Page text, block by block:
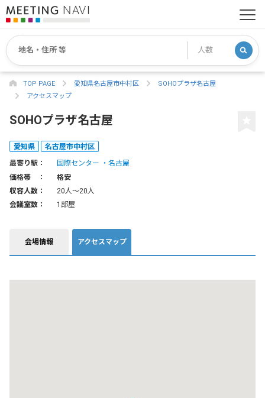
TOP PAGE 愛知県名古屋市中村区
SOHOプラザ名古屋
アクセスマップ
SOHOプラザ名古屋
愛知県 名古屋市中村区
最寄り駅： 国際センター
名古屋
価格帯 ：
格安
収容人数：
20人〜20人
会議室数：
1部屋
会場情報 アクセスマップ